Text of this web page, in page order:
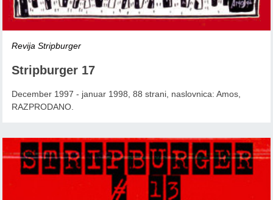
Revija Stripburger
Stripburger 17
December 1997 - januar 1998, 88 strani, naslovnica: Amos,
RAZPRODANO.